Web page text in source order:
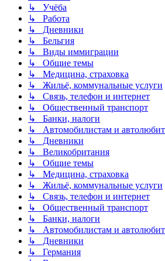
↳ Учёба
↳ Работа
↳ Дневники
↳ Бельгия
↳ Виды иммиграции
↳ Общие темы
↳ Медицина, страховка
↳ Жильё, коммунальные услуги
↳ Связь, телефон и интернет
↳ Общественный транспорт
↳ Банки, налоги
↳ Автомобилистам и
↳ Дневники
↳ Великобритания
↳ Общие темы
↳ Медицина, страховка
↳ Жильё, коммунальные услуги
↳ Связь, телефон и интернет
↳ Общественный транспорт
↳ Банки, налоги
↳ Автомобилистам и
↳ Дневники
↳ Германия